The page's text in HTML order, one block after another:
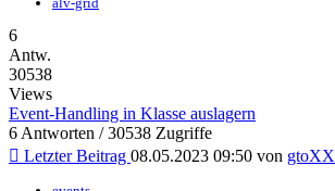
6
Antw.
30538
Views
Event-Handling in Klasse auslagern
6 Antworten / 30538 Zugriffe
Letzter Beitrag 08.05.2023 09:50 von gtoXX